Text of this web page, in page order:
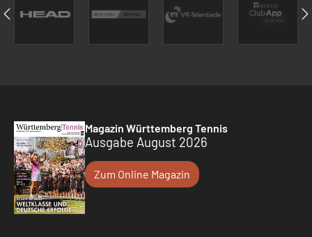
Magazin Württemberg Tennis
Ausgabe August 2026
Zum Online Magazin